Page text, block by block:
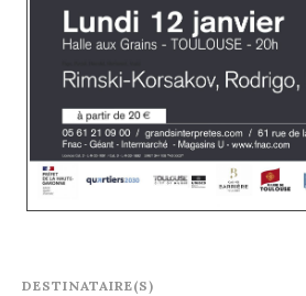
DESTINATAIRE(S)